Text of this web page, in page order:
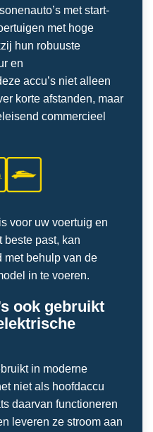
met start-
met hoge
hun robuuste
en
accu’s niet alleen
korte afstanden, maar
commercieel
voor uw voertuig en
beste past, kan
met behulp van de
in te voeren.
ook gebruikt
in moderne
niet als hoofdaccu
daarvan functioneren
leveren ze stroom aan